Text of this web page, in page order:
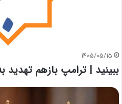
1405/05/15
ببینید | ترامپ بازهم تهدید